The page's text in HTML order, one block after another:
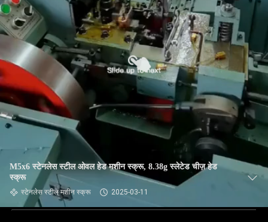
M5x6 स्टेनलेस स्टील ओवल हेड मशीन स्क्रू, 8.38g स्लेटेड चीज़ हेड
स्क्रू
स्टेनलेस स्टील मशीन स्क्रू 2025-03-11